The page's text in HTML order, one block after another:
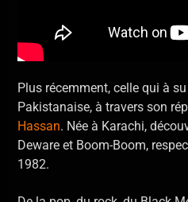
Plus récemment, celle qui à
Pakistanaise, à travers son
Hassan. Née à Karachi,
Deware et Boom-Boom,
1982.